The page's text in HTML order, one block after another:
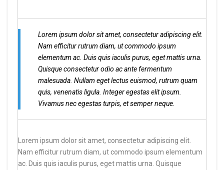
Lorem ipsum dolor sit amet, consectetur adipiscing elit.
Nam efficitur rutrum diam, ut commodo ipsum
elementum ac. Duis quis iaculis purus, eget mattis urna.
Quisque consectetur odio ac ante fermentum
malesuada. Nullam eget lectus euismod, rutrum quam
quis, venenatis ligula. Integer egestas elit ipsum.
Vivamus nec egestas turpis, et semper neque.
Lorem ipsum dolor sit amet, consectetur adipiscing elit.
Nam efficitur rutrum diam, ut commodo ipsum elementum
ac. Duis quis iaculis purus, eget mattis urna. Quisque